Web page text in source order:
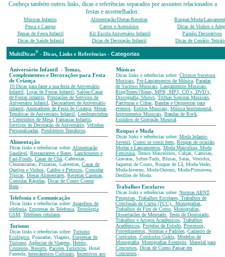
Conheça também outros links, dicas e referências separados por assuntos relacionados a
festas e assemelhados:
Músicas Infantis Alimentação/Dietas/Receitas
Roupas/Moda/
Pesca e Campo
Carros e Acessórios
Dicas de Vinhos e
Temas de Festa Infantil
Kit Escola Aniversário Infantil
Painéis Decorativos
Dicas de Saúde Infantil
Dicas de Decoração Infantil Dicas de Cenário
MultiDicas® - Dicas, Links e Referências -
Aniversário Infantil - Temas,
Complementos e Decorações para Festa
de Criança
10 Dicas para fazer a sua festa de Aniversário
Infantil
Lojas de Festas Infantil
Salões/Casas
de Festas infantis Prestações de Serviços de
Aniversário Infantil
Decoradores de Aniversário
infantil
Animadores de Festa de Criança Mesas
Temáticas de Aniversário Infantil
Lembrancinhas
e Centrinhos de Mesa Fantasias Infantis
Serviços de Decoração de Aniversário Velinhas
Personalizadas Piruliteiros Temáticos
Alimentação
Dicas links e referências sobre: Alimentação
Saudável
Restaurantes e Bares Lanchonetes e
Fast-Foods Casas de Chá , Cafeterias,
Churrascarias, Pizzarias, Galeterias, Casas de
Queijos e Vinhos Caldos e Petiscos Comidas
Típicas Dietas Alimentares Receitas Caseiras
Comidas Rápidas Dicas de Como Comer
Bem
Telefonia e Comunicação
Dicas links e referências sobre: Aparelhos de
telefonia, Empresas de Telefonia Tecnologia
GSM Telefones celulares
Turismo
Dicas links e referências sobre: Turismo
Ecológico , Pousadas, Viagens, Empresas de
Turismo Agências de Viagens, Hotéis,
Cruzeiros, Resorts Pacotes Turísticos , Hotel
Fazenda, Intercâmbios Culturais Incentivos aos
Músicas
Dicas links e referências sobre: Últimos Sucessos
Musicais Pré-Lançamentos de Música Paradas
de Sucesso Musicais Lançamentos Musicais
RingTones/iTones, MPB, MP3, CD´s, DVD´s,
Discografia, Shows Trilhas Sonoras Musicais
Partituras e Cifras Bandas e Orquestras para
eventos Estilos Musicais, Música Instrumental
Instrumentos Musicais Bandas de Rock
Estúdios de Gravação Musical
Roupas e Moda
Dicas links e referências sobre: Moda Infanto-
Juvenil
Como se vestir bem Roupas de ocasião
Modas e Lançamentos Moda Masculina, Moda
Feminina , Ternos Masculinos, Calças, Camisas,
Gravatas, Sobre-Tudo, Blusas, Saias, Vestidos,
Jaquetas de Couro, Roupas de Lã, Moda-Verão,
Moda-Inverno, Moda-Outono, Moda-Primavera,
Desfiles de Moda.
Trabalhos Escolares
Dicas links e referências sobre: Normas ABNT,
Pesquisas, Trabalhos Escolares, Trabalhos de
Conclusão de Curso (TCC), Monografias
Trabalhos de Fim de Curso Monografias,
Dissertações de Mestrado Teses de Doutorado
Trabalhos e Artigos Acadêmicos Trabalhos
Acadêmicos Projetos de Estudo Processos,
Procedimentos, Normas e Padrões Cadastro de
Currículos Currículos Grátis Modelos de
Monografia Monografias Exemplo Material para
Concursos Dicas de Como Passar em
Concursos